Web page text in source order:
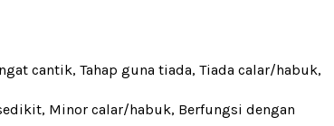
cantik, Tahap guna tiada, Tiada calar/habuk,
Minor calar/habuk, Berfungsi dengan